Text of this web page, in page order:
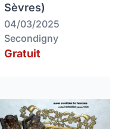
Sèvres)
04/03/2025
Secondigny
Gratuit